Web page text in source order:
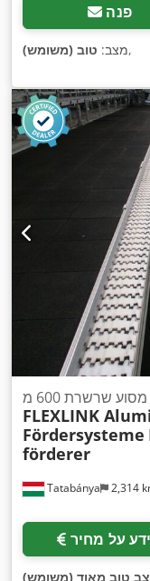
פנה
מצב: טוב (משומש) ,
Tatabánya 2,314
FLEXLINK
Fördersysteme
förderer
על מחיר
טוב מאוד (משומש)